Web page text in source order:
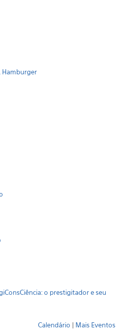
Hamburger
o prestigitador e seu
Calendário | Mais Eventos